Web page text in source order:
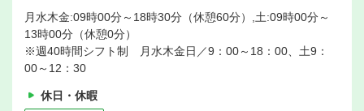
月水木金:09時00分～18時30分（休憩60分）,土:09時00分～
13時00分（休憩0分）
※週40時間シフト制 月水木金日／9：00～18：00、土9：
00～12：30
休日・休暇